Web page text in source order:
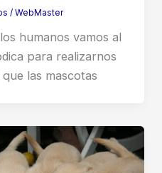
/ WebMaster
humanos vamos al
para realizarnos
las mascotas